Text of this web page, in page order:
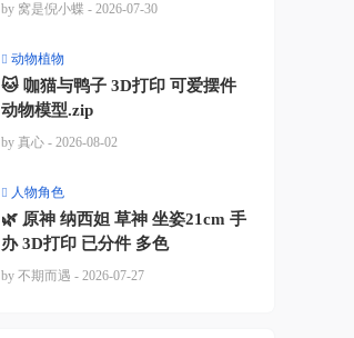
by 窝是倪小蝶 - 2026-07-30
动物植物
🐱 咖猫与鸭子 3D打印 可爱摆件
动物模型.zip
by 真心 - 2026-08-02
人物角色
🌿 原神 纳西妲 草神 坐姿21cm 手
办 3D打印 已分件 多色
by 不期而遇 - 2026-07-27